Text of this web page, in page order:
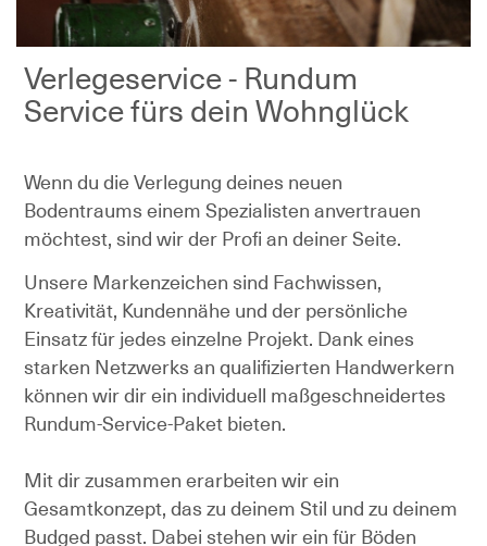
Verlegeservice - Rundum
Service fürs dein Wohnglück
Wenn du die Verlegung deines neuen
Bodentraums einem Spezialisten anvertrauen
möchtest, sind wir der Profi an deiner Seite.
Unsere Markenzeichen sind Fachwissen,
Kreativität, Kundennähe und der persönliche
Einsatz für jedes einzelne Projekt. Dank eines
starken Netzwerks an qualifizierten Handwerkern
können wir dir ein individuell maßgeschneidertes
Rundum-Service-Paket bieten.
Mit dir zusammen erarbeiten wir ein
Gesamtkonzept, das zu deinem Stil und zu deinem
Budged passt. Dabei stehen wir ein für Böden